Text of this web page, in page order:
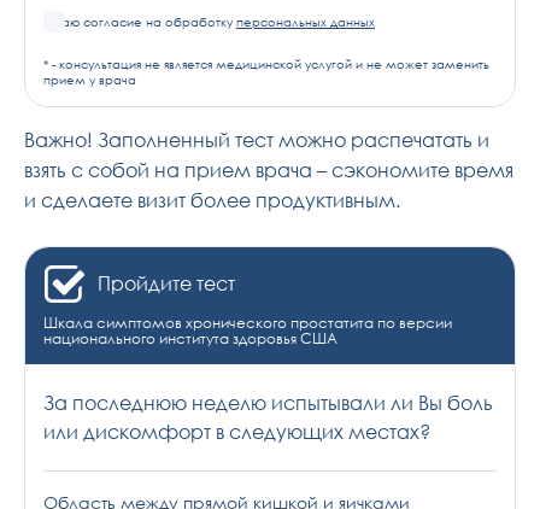
Я даю согласие на обработку персональных данных
* - консультация не является медицинской услугой и не может заменить
прием у врача
Важно! Заполненный тест можно распечатать и
взять с собой на прием врача – сэкономите время
и сделаете визит более продуктивным.
Пройдите тест
Шкала симптомов хронического простатита по версии
национального института здоровья США
За последнюю неделю испытывали ли Вы боль
или дискомфорт в следующих местах?
Область между прямой кишкой и яичками